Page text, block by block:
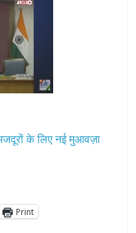
के लिए नई मुआवज़ा
Print